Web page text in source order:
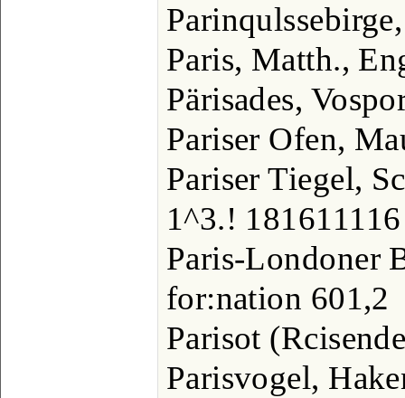
Paris, Matth.,
Pärisades,
Pariser Ofen,
Pariser Tiegel,
1^3.!
Paris-Londoner
for:nation 601,2
Parisot
Parisvogel,